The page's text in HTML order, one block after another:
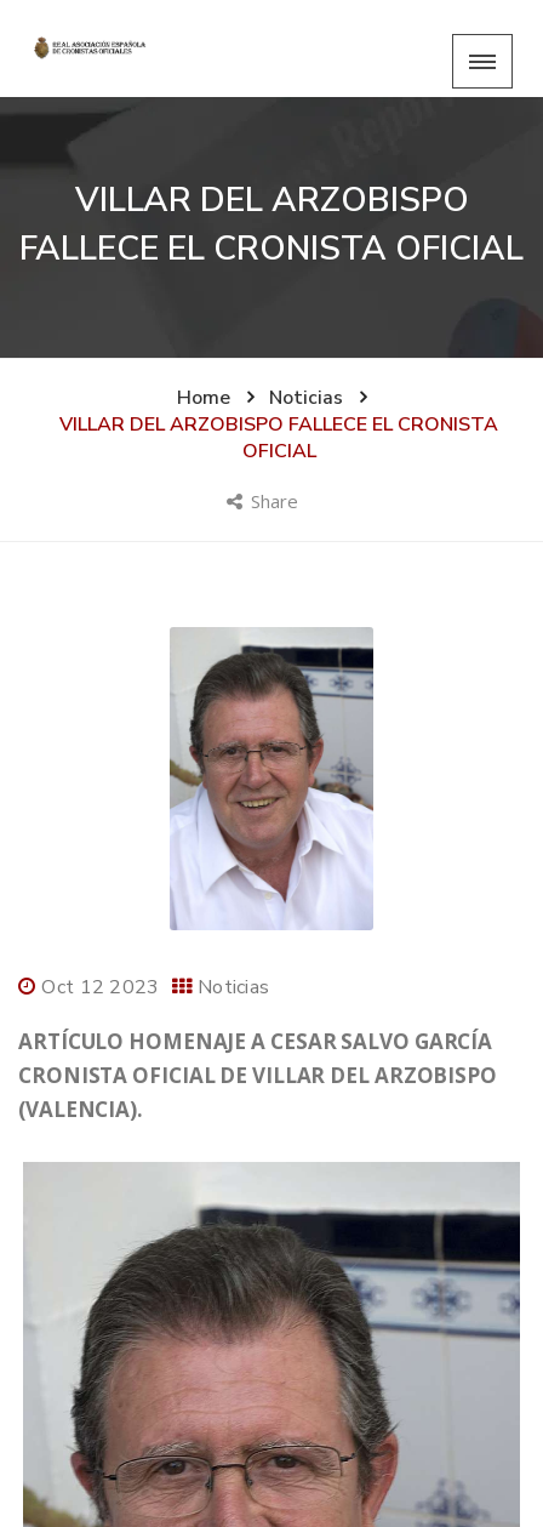
VILLAR DEL ARZOBISPO
FALLECE EL CRONISTA OFICIAL
Home
Noticias
VILLAR DEL ARZOBISPO FALLECE EL CRONISTA
OFICIAL
Share
Oct 12 2023 Noticias
ARTÍCULO HOMENAJE A CESAR SALVO GARCÍA
CRONISTA OFICIAL DE VILLAR DEL ARZOBISPO
(VALENCIA).